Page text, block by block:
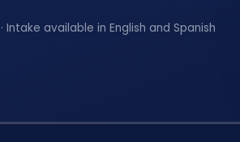
available in English and Spanish